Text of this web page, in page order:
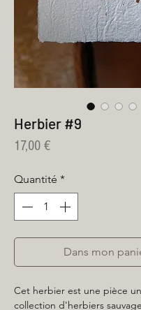
Herbier #9
17,00 €Prix
Quantité *
Dans mon
Cet herbier est une pièce
collection d'herbiers